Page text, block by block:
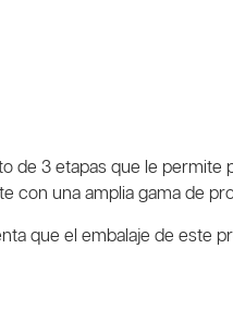
3 etapas que le permite
con una amplia gama de
que el embalaje de este